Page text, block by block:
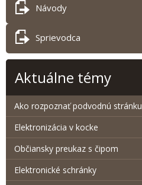
Návody
Sprievodca
Aktuálne témy
Ako rozpoznať podvodnú stránku
Elektronizácia v kocke
Občiansky preukaz s čipom
Elektronické schránky